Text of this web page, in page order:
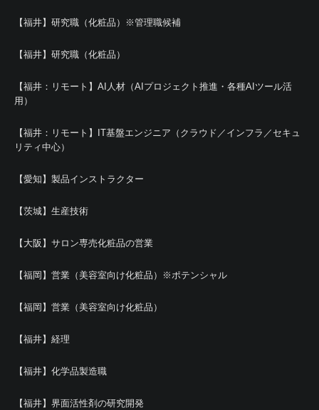
【福井】研究職（化粧品）※管理職候補
【福井】研究職（化粧品）
【福井：リモート】AI人材（AIプロジェクト推進・各種AIツール活
用）
【福井：リモート】IT基盤エンジニア（クラウド／インフラ／セキュ
リティ中心）
【愛知】製品インストラクター
【茨城】生産技術
【大阪】サロン専売化粧品の営業
【福岡】営業（美容室向け化粧品）※ポテンシャル
【福岡】営業（美容室向け化粧品）
【福井】経理
【福井】化学品製造職
【福井】界面活性剤の研究開発